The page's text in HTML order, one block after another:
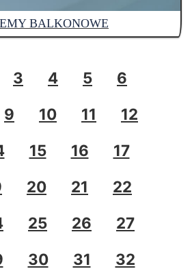
BALKONOWE
3 4 5
6
9 10 11
12
15 16
17
20 21
22
25 26
27
30 31
32